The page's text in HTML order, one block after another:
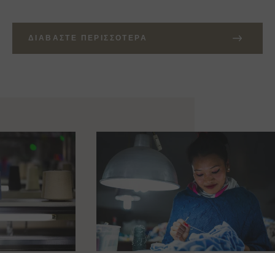
ΔΙΑΒΆΣΤΕ ΠΕΡΙΣΣΌΤΕΡΑ